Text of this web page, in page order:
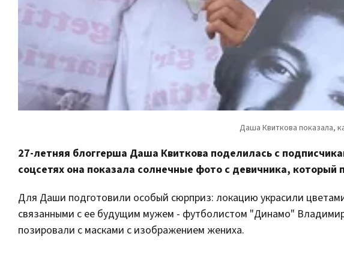
27-летняя блоггерша Даша Квиткова поделилась с
соцсетях она показала солнечные фото с девичника, который
Для Даши подготовили особый сюрприз: локацию украсили
связанными с ее будущим мужем - футболистом "Динамо"
позировали с масками с изображением жениха.